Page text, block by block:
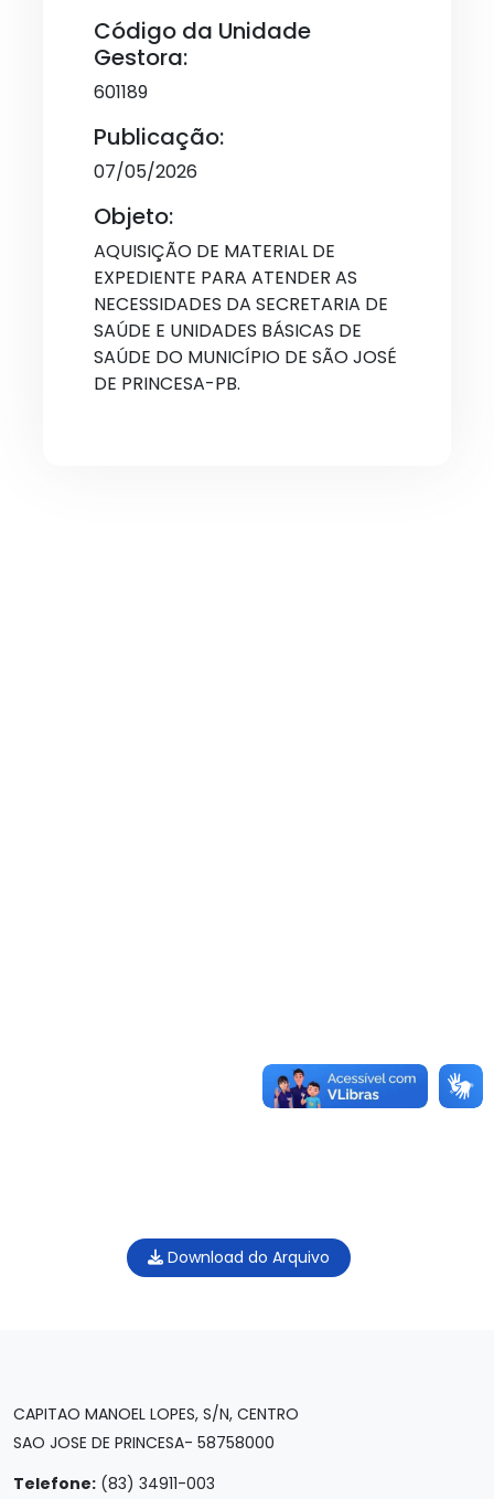
Código da Unidade
Gestora:
601189
Publicação:
07/05/2026
Objeto:
AQUISIÇÃO DE MATERIAL DE
EXPEDIENTE PARA ATENDER AS
NECESSIDADES DA SECRETARIA DE
SAÚDE E UNIDADES BÁSICAS DE
SAÚDE DO MUNICÍPIO DE SÃO JOSÉ
DE PRINCESA-PB.
Download do Arquivo
CAPITAO MANOEL LOPES, S/N, CENTRO
SAO JOSE DE PRINCESA- 58758000
Telefone: (83) 34911-003